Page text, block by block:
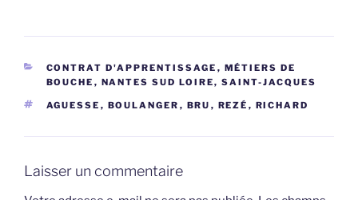
CATÉGORIES
CONTRAT D'APPRENTISSAGE , MÉTIERS DE
BOUCHE , NANTES SUD LOIRE, SAINT-JACQUES
ÉTIQUETTES
AGUESSE , BOULANGER , BRU , REZÉ , RICHARD
Laisser un commentaire